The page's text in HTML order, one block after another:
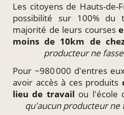
Les citoyens de Hauts-de-
possibilité sur 100%
majorité de leurs courses
moins de 10km de
producteur ne
Pour ~980 000 d'entres
avoir accès à ces produits
lieu de travail ou l'école
qu'aucun producteur ne